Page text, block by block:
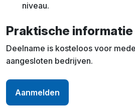
niveau.
Praktische informatie
Deelname is kosteloos voor
aangesloten bedrijven.
Aanmelden